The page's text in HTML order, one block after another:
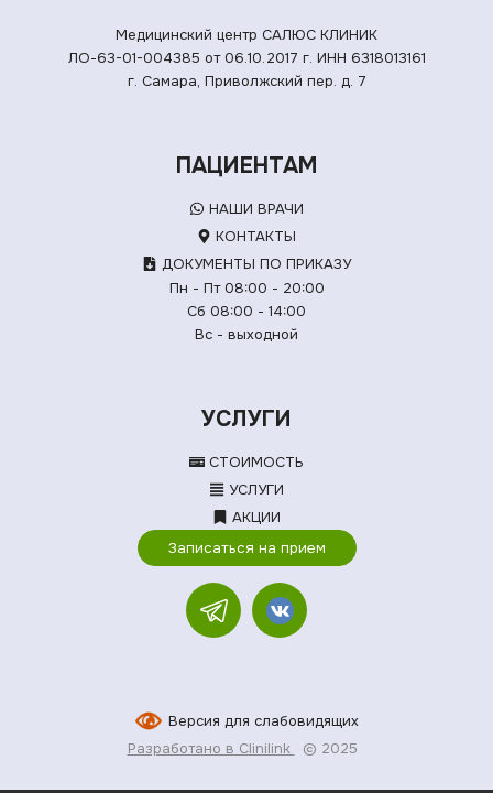
Медицинский центр САЛЮС КЛИНИК
ЛО-63-01-004385 от 06.10.2017 г. ИНН 6318013161
г. Самара, Приволжский пер. д. 7
ПАЦИЕНТАМ
НАШИ ВРАЧИ
КОНТАКТЫ
ДОКУМЕНТЫ ПО ПРИКАЗУ
Пн - Пт 08:00 - 20:00
Сб 08:00 - 14:00
Вс - выходной
УСЛУГИ
СТОИМОСТЬ
УСЛУГИ
АКЦИИ
Записаться на прием
Версия для слабовидящих
Разработано в Clinilink
© 2025